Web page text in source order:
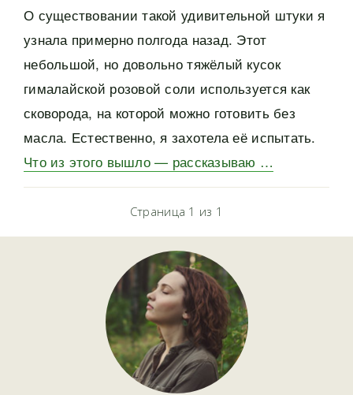
О существовании такой удивительной штуки я
узнала примерно полгода назад. Этот
небольшой, но довольно тяжёлый кусок
гималайской розовой соли используется как
сковорода, на которой можно готовить без
масла. Естественно, я захотела её испытать.
Что из этого вышло — рассказываю …
Страница 1 из 1